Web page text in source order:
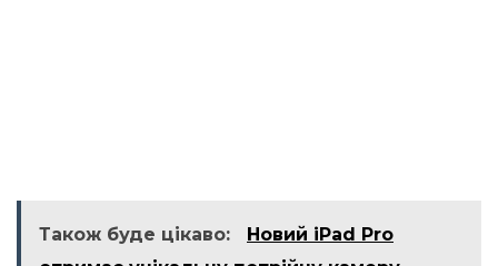
Також буде цікаво:
Новий iPad Pro